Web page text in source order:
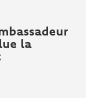
la